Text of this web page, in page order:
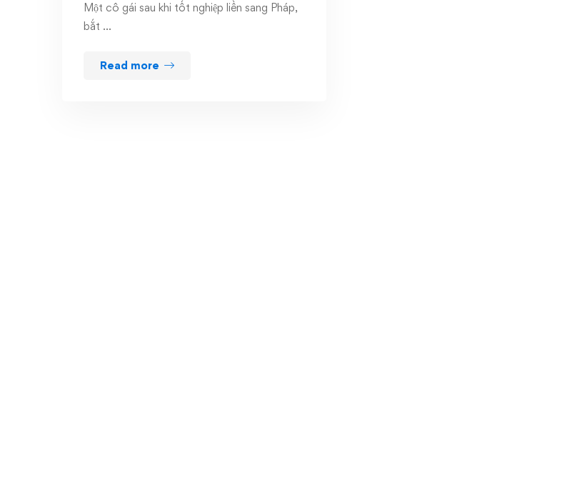
Một cô gái sau khi tốt nghiệp liền sang Pháp,
bắt …
Read more